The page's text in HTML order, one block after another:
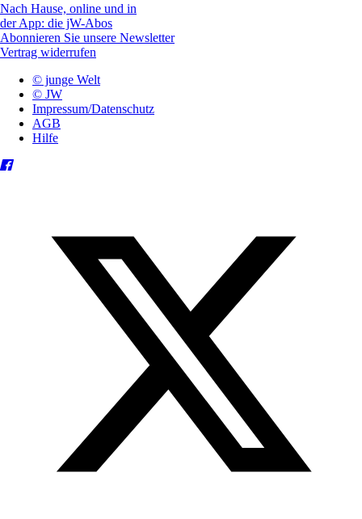
Nach Hause, online und in
der App: die jW-Abos
Abonnieren Sie unsere Newsletter
Vertrag widerrufen
© junge Welt
© JW
Impressum/Datenschutz
AGB
Hilfe